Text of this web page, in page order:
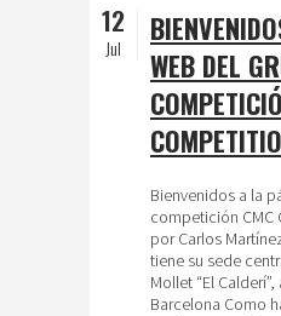
12
Jul
WEB DEL
Bienvenidos a la
competición CMC
por Carlos
tiene su sede
Mollet “El
Barcelona Como